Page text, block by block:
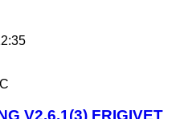
V2.6.1(3) FRIGIVET